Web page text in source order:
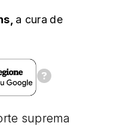
a cura de
suprema